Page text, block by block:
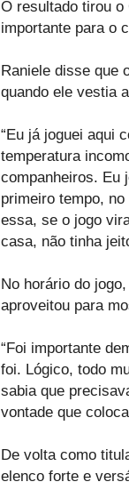
O resultado tirou o
importante para o
Raniele disse que
quando ele vestia
“Eu já joguei aqui
temperatura
companheiros. Eu
primeiro tempo,
essa, se o jogo
casa, não tinha
No horário do
aproveitou para
“Foi importante
foi. Lógico, todo
sabia que
vontade que
De volta como
elenco forte e